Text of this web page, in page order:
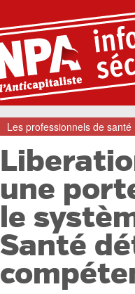
Les professionnels de santé
une
le
Santé